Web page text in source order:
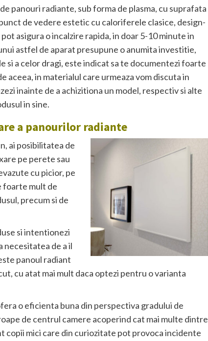
panouri radiante, sub forma de plasma, cu suprafata
de vedere estetic cu caloriferele clasice, design-
asigura o incalzire rapida, in doar 5-10 minute in
astfel de aparat presupune o anumita investitie,
si a celor dragi, este indicat sa te documentezi foarte
aceea, in materialul care urmeaza vom discuta in
inainte de a achizitiona un model, respectiv si alte
in sine.
a panourilor radiante
ai posibilitatea de
pe perete sau
cu picior, pe
foarte mult de
precum si de
si intentionezi
necesitatea de a il
panoul radiant
cu atat mai mult daca optezi pentru o varianta
o eficienta buna din perspectiva gradului de
de centrul camere acoperind cat mai multe dintre
copii mici care din curiozitate pot provoca incidente